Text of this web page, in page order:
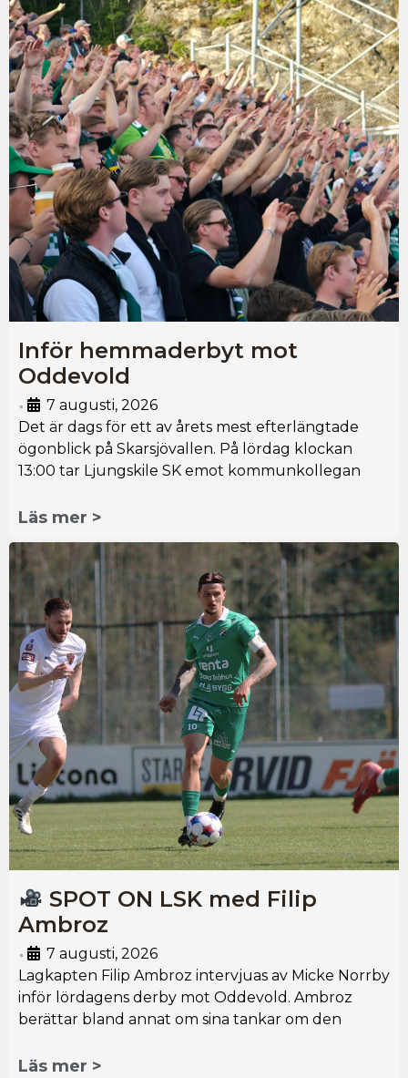
Inför hemmaderbyt mot
Oddevold
•
7 augusti, 2026
Det är dags för ett av årets mest efterlängtade
ögonblick på Skarsjövallen. På lördag klockan
13:00 tar Ljungskile SK emot kommunkollegan
Läs mer >
SPOT ON LSK med Filip
Ambroz
•
7 augusti, 2026
Lagkapten Filip Ambroz intervjuas av Micke Norrby
inför lördagens derby mot Oddevold. Ambroz
berättar bland annat om sina tankar om den
Läs mer >